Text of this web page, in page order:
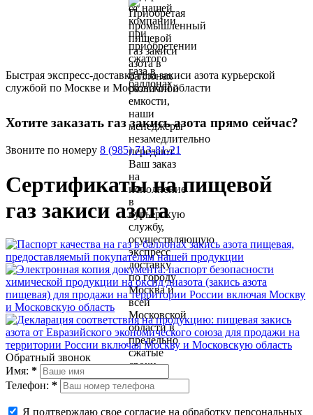
Быстрая экспресс-доставка газа закиси азота курьерской
службой по Москве и Московской области
Хотите заказать газ закись азота прямо сейчас?
Звоните по номеру 8 (985) 713-81-21
Сертификаты на пищевой
газ закиси азота
Обратный звонок
Имя: *
Телефон: *
Я подтверждаю свое согласие на обработку персональных